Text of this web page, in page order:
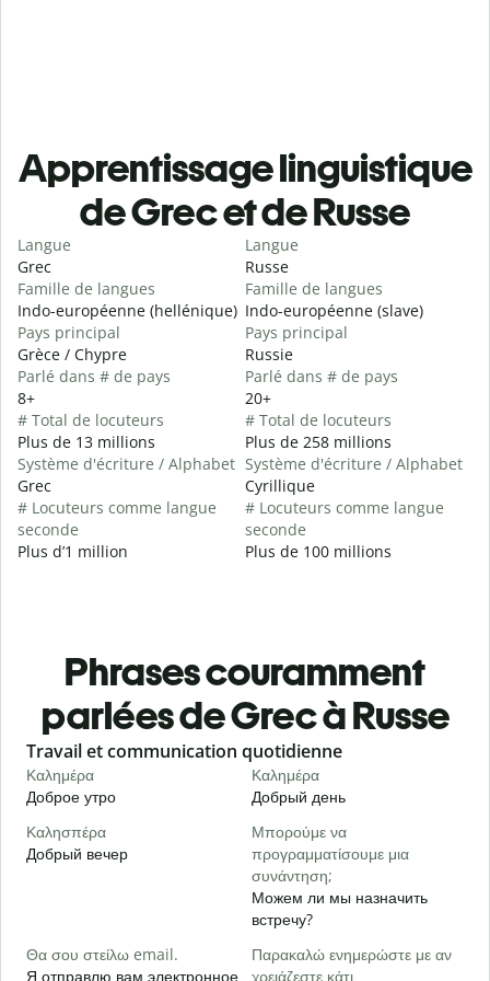
Apprentissage linguistique
de Grec et de Russe
Langue
Grec
Famille de langues
Indo-européenne (hellénique)
Pays principal
Grèce / Chypre
Parlé dans # de pays
8+
# Total de locuteurs
Plus de 13 millions
Système d'écriture / Alphabet
Grec
# Locuteurs comme langue
seconde
Plus d’1 million
Langue
Russe
Famille de langues
Indo-européenne (slave)
Pays principal
Russie
Parlé dans # de pays
20+
# Total de locuteurs
Plus de 258 millions
Système d'écriture / Alphabet
Cyrillique
# Locuteurs comme langue
seconde
Plus de 100 millions
Phrases couramment
parlées de Grec à Russe
Slide 1 of 6
Travail et communication quotidienne
Καλημέρα
Доброе утро
Καλημέρα
Добрый день
Καλησπέρα
Добрый вечер
Μπορούμε να
προγραμματίσουμε μια
συνάντηση;
Можем ли мы назначить
встречу?
Θα σου στείλω email.
Я отправлю вам электронное
Παρακαλώ ενημερώστε με αν
χρειάζεστε κάτι